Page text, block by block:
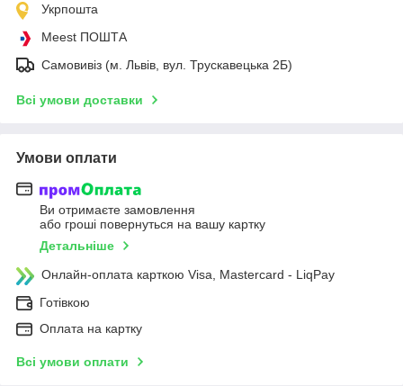
Укрпошта
Meest ПОШТА
Самовивіз (м. Львів, вул. Трускавецька 2Б)
Всі умови доставки
Умови оплати
Ви отримаєте замовлення
або гроші повернуться на вашу картку
Детальніше
Онлайн-оплата карткою Visa, Mastercard - LiqPay
Готівкою
Оплата на картку
Всі умови оплати